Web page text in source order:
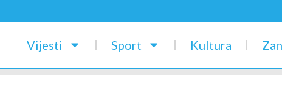
Vijesti Sport Kultura